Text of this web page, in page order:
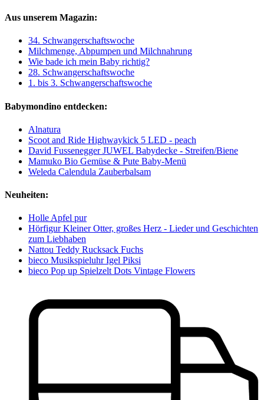
Aus unserem Magazin:
34. Schwangerschaftswoche
Milchmenge, Abpumpen und Milchnahrung
Wie bade ich mein Baby richtig?
28. Schwangerschaftswoche
1. bis 3. Schwangerschaftswoche
Babymondino entdecken:
Alnatura
Scoot and Ride Highwaykick 5 LED - peach
David Fussenegger JUWEL Babydecke - Streifen/Biene
Mamuko Bio Gemüse & Pute Baby-Menü
Weleda Calendula Zauberbalsam
Neuheiten:
Holle Apfel pur
Hörfigur Kleiner Otter, großes Herz - Lieder und Geschichten
zum Liebhaben
Nattou Teddy Rucksack Fuchs
bieco Musikspieluhr Igel Piksi
bieco Pop up Spielzelt Dots Vintage Flowers